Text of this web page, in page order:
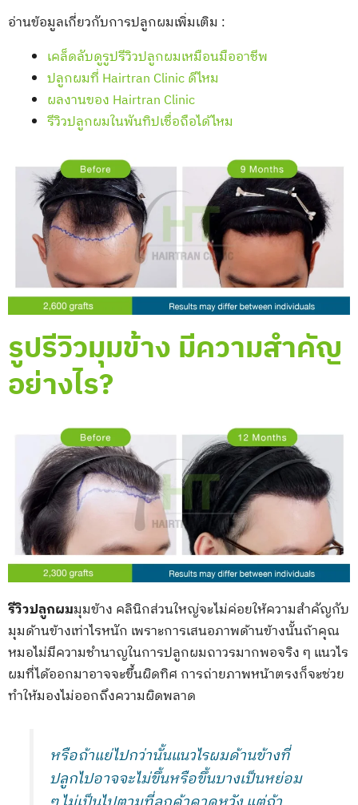
อ่านข้อมูลเกี่ยวกับการปลูกผมเพิ่มเติม :
เคล็ดลับดูรูปรีวิวปลูกผมเหมือนมืออาชีพ
ปลูกผมที่ Hairtran Clinic ดีไหม
ผลงานของ Hairtran Clinic
รีวิวปลูกผมในพันทิปเชื่อถือได้ไหม
รูปรีวิวมุมข้าง มีความสำคัญ
อย่างไร?
รีวิวปลูกผมมุมข้าง คลินิกส่วนใหญ่จะไม่ค่อยให้ความสำคัญกับ
มุมด้านข้างเท่าไรหนัก เพราะการเสนอภาพด้านข้างนั้นถ้าคุณ
หมอไม่มีความชำนาญในการปลูกผมถาวรมากพอจริง ๆ แนวไร
ผมที่ได้ออกมาอาจจะขึ้นผิดทิศ การถ่ายภาพหน้าตรงก็จะช่วย
ทำให้มองไม่ออกถึงความผิดพลาด
หรือถ้าแย่ไปกว่านั้นแนวไรผมด้านข้างที่
ปลูกไปอาจจะไม่ขึ้นหรือขึ้นบางเป็นหย่อม